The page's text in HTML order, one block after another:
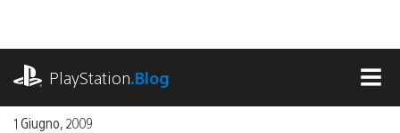
contenuto
PlayStation.Blog
1 Giugno, 2009